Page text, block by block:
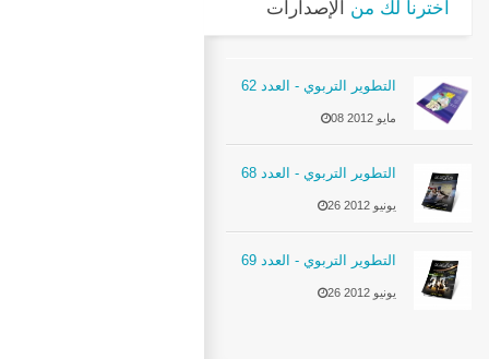
اخترنا لك من الإصدارات
التطوير التربوي - العدد 62
08 مايو 2012
التطوير التربوي - العدد 68
26 يونيو 2012
التطوير التربوي - العدد 69
26 يونيو 2012